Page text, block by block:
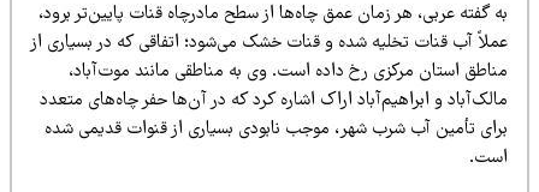
گفته عربی، هر زمان عمق چاه‌ها از سطح مادرچاه قنات پایین‌تر برود،
آب قنات تخلیه شده و قنات خشک می‌شود؛ اتفاقی که در بسیاری از
استان مرکزی رخ داده است. وی به مناطقی مانند موت‌آباد،
و ابراهیم‌آباد اراک اشاره کرد که در آن‌ها حفر چاه‌های متعدد
تأمین آب شرب شهر، موجب نابودی بسیاری از قنوات قدیمی شده